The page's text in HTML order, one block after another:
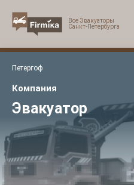
Петергоф
Компания
Эвакуатор